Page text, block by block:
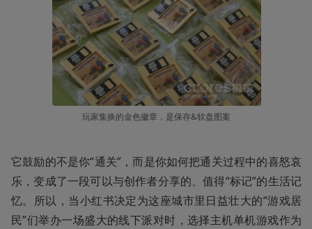
玩家集换的金色徽章，是保存&软盘图案
它鼓励的不是你“通关”，而是你如何把通关过程中的喜怒哀
乐，变成了一段可以与创作者分享的、值得“标记”的生活记
忆。所以，当小红书决定为这座城市里日益壮大的“游戏居
民”们举办一场盛大的线下派对时，选择主机单机游戏作为